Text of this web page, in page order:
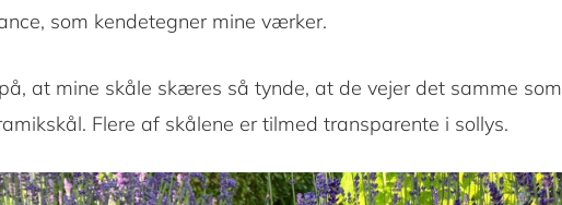
som kendetegner mine værker.
at mine skåle skæres så tynde, at de vejer det samme som
Flere af skålene er tilmed transparente i sollys.